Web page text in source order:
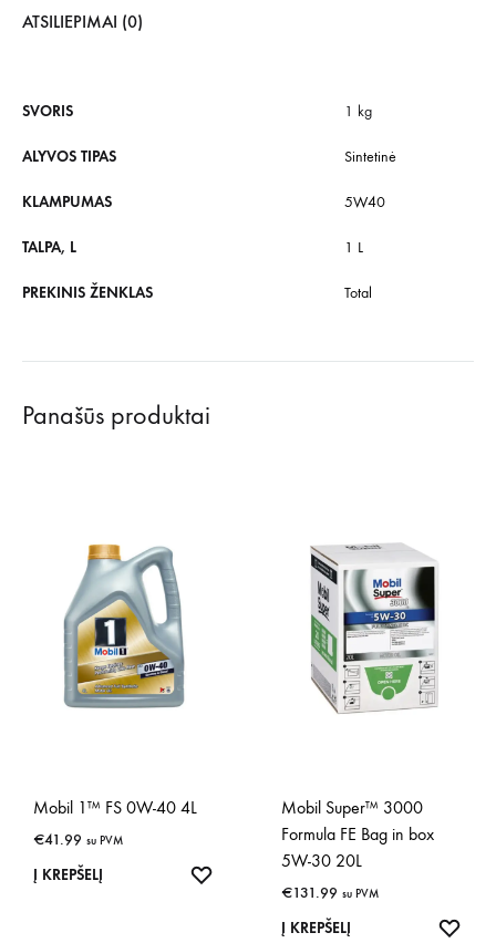
ATSILIEPIMAI (0)
SVORIS 1 kg
ALYVOS TIPAS Sintetinė
KLAMPUMAS 5W40
TALPA, L 1 L
PREKINIS ŽENKLAS Total
Panašūs produktai
Mobil 1™ FS 0W-40 4L
€41.99 su PVM
Į KREPŠELĮ
Mobil Super™ 3000
Formula FE Bag in box
5W-30 20L
€131.99 su PVM
Į KREPŠELĮ